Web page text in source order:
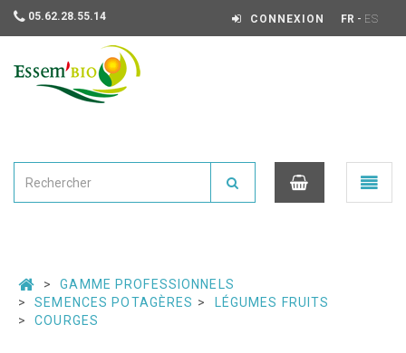
05.62.28.55.14 CONNEXION FR - ES
Ouvrir
le
GAMME PROFESSIONNELS
SEMENCES POTAGÈRES
LÉGUMES FRUITS
COURGES